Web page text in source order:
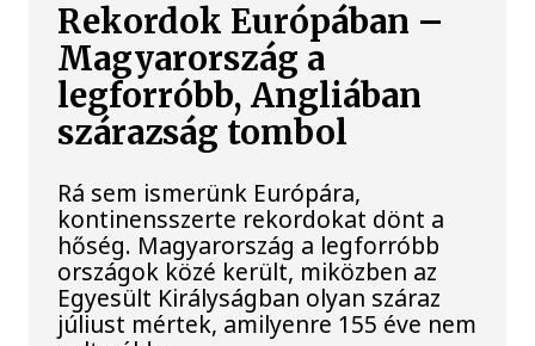
Rekordok Európában –
Magyarország a
legforróbb, Angliában
szárazság tombol
Rá sem ismerünk Európára,
kontinensszerte rekordokat dönt a
hőség. Magyarország a legforróbb
országok közé került, miközben az
Egyesült Királyságban olyan száraz
júliust mértek, amilyenre 155 éve nem